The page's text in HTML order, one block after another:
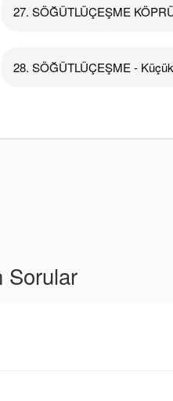
27. SÖĞÜTLÜÇEŞME
28. SÖĞÜTLÜÇEŞME -
Sorular